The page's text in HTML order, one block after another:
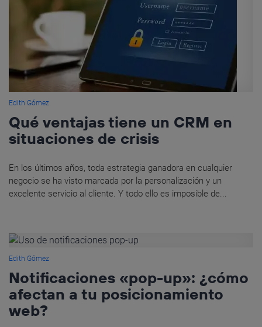
Edith Gómez
Qué ventajas tiene un CRM en
situaciones de crisis
En los últimos años, toda estrategia ganadora en cualquier
negocio se ha visto marcada por la personalización y un
excelente servicio al cliente. Y todo ello es imposible de...
Edith Gómez
Notificaciones «pop-up»: ¿cómo
afectan a tu posicionamiento
web?